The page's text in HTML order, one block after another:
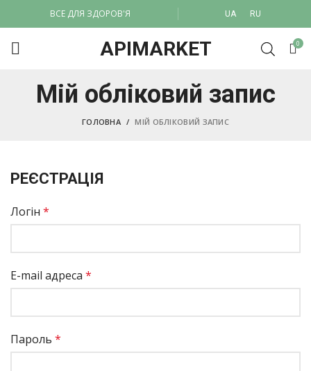
ВСЕ ДЛЯ ЗДОРОВ'Я UA RU
APIMARKET 0
Мій обліковий запис
ГОЛОВНА МІЙ ОБЛІКОВИЙ ЗАПИС
РЕЄСТРАЦІЯ
Логін *
E-mail адреса *
Пароль *